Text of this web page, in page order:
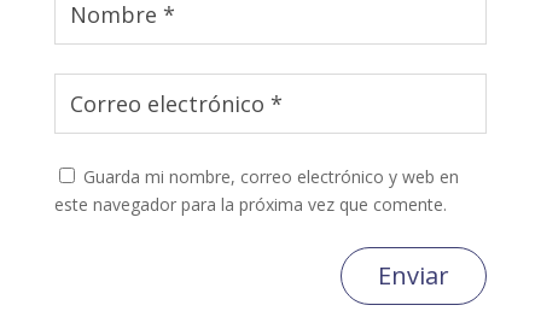
Guarda mi nombre, correo electrónico y web en
este navegador para la próxima vez que comente.
Enviar